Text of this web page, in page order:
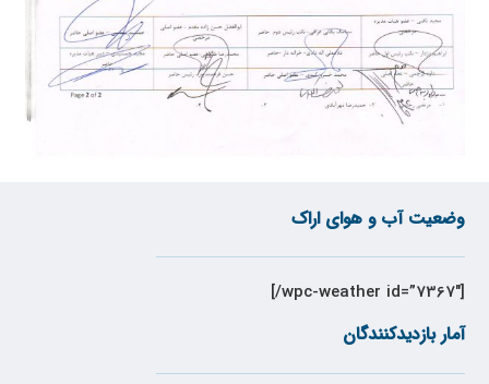
وضعیت آب و هوای اراک
[wpc-weather id=”7367″/]
آمار بازدیدکنندگان